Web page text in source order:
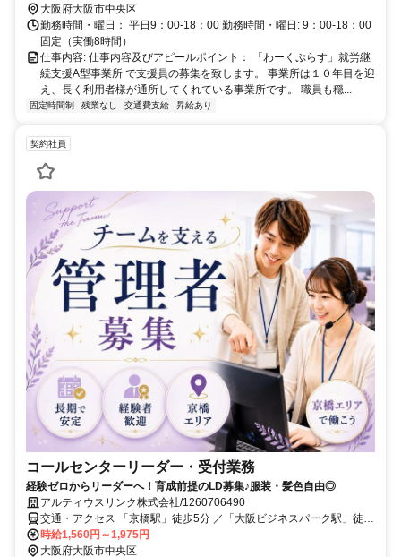
分、
大阪府大阪市中央区
勤務時間・曜日： 平日9：00-18：00 勤務時間・曜日: 9：00-18：00
固定（実働8時間）
仕事内容: 仕事内容及びアピールポイント： 「わーくぷらす」就労継
続支援A型事業所 で支援員の募集を致します。 事業所は１０年目を迎
え、長く利用者様が通所してくれている事業所です。 職員も穏...
固定時間制 残業なし 交通費支給 昇給あり
契約社員
コールセンターリーダー・受付業務
経験ゼロからリーダーへ！育成前提のLD募集♪服装・髪色自由◎
アルティウスリンク株式会社/1260706490
交通・アクセス 「京橋駅」徒歩5分 ／「大阪ビジネスパーク駅」徒歩
3分／「大阪城公園駅」徒歩7分
時給1,560円～1,975円
大阪府大阪市中央区